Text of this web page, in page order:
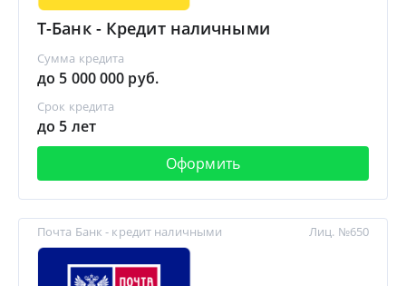
Т-Банк - Кредит наличными
Сумма кредита
до 5 000 000 руб.
Срок кредита
до 5 лет
Оформить
Почта Банк - кредит наличными Лиц. №650